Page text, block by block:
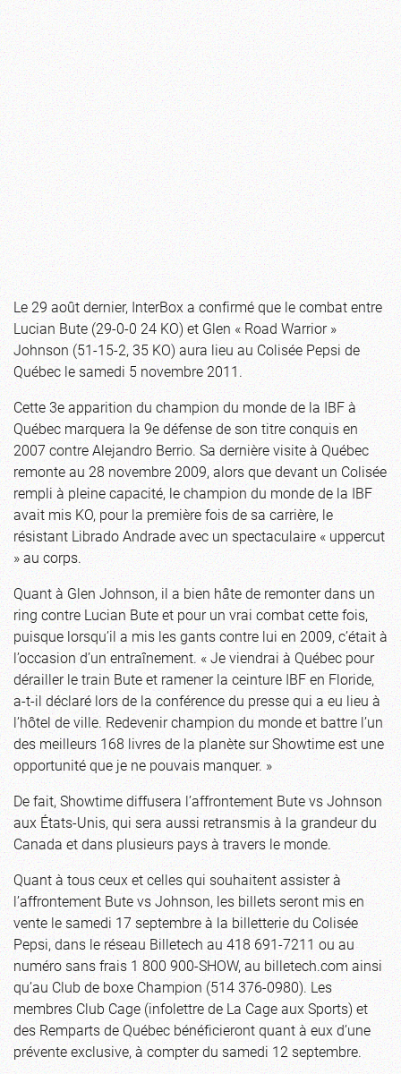
Le 29 août dernier, InterBox a confirmé que le combat entre
Lucian Bute (29-0-0 24 KO) et Glen « Road Warrior »
Johnson (51-15-2, 35 KO) aura lieu au Colisée Pepsi de
Québec le samedi 5 novembre 2011.
Cette 3e apparition du champion du monde de la IBF à
Québec marquera la 9e défense de son titre conquis en
2007 contre Alejandro Berrio. Sa dernière visite à Québec
remonte au 28 novembre 2009, alors que devant un Colisée
rempli à pleine capacité, le champion du monde de la IBF
avait mis KO, pour la première fois de sa carrière, le
résistant Librado Andrade avec un spectaculaire « uppercut
» au corps.
Quant à Glen Johnson, il a bien hâte de remonter dans un
ring contre Lucian Bute et pour un vrai combat cette fois,
puisque lorsqu’il a mis les gants contre lui en 2009, c’était à
l’occasion d’un entraînement. « Je viendrai à Québec pour
dérailler le train Bute et ramener la ceinture IBF en Floride,
a-t-il déclaré lors de la conférence du presse qui a eu lieu à
l’hôtel de ville. Redevenir champion du monde et battre l’un
des meilleurs 168 livres de la planète sur Showtime est une
opportunité que je ne pouvais manquer. »
De fait, Showtime diffusera l’affrontement Bute vs Johnson
aux États-Unis, qui sera aussi retransmis à la grandeur du
Canada et dans plusieurs pays à travers le monde.
Quant à tous ceux et celles qui souhaitent assister à
l’affrontement Bute vs Johnson, les billets seront mis en
vente le samedi 17 septembre à la billetterie du Colisée
Pepsi, dans le réseau Billetech au 418 691-7211 ou au
numéro sans frais 1 800 900-SHOW, au billetech.com ainsi
qu’au Club de boxe Champion (514 376-0980). Les
membres Club Cage (infolettre de La Cage aux Sports) et
des Remparts de Québec bénéficieront quant à eux d’une
prévente exclusive, à compter du samedi 12 septembre.